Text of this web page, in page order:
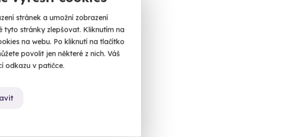
stránek a umožní zobrazení
tyto stránky zlepšovat. Kliknutím na
na webu. Po kliknutí na tlačítko
povolit jen některé z nich. Váš
odkazu v patičce.